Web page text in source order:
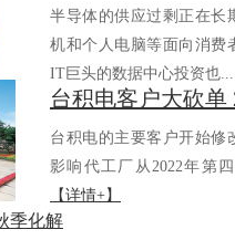
半导体的供应过剩正在长
机和个人电脑等面向消费
IT巨头的数据中心投资也
台积电的主要客户开始修改
影响代工厂从2022年第四
【详情+】
季化解